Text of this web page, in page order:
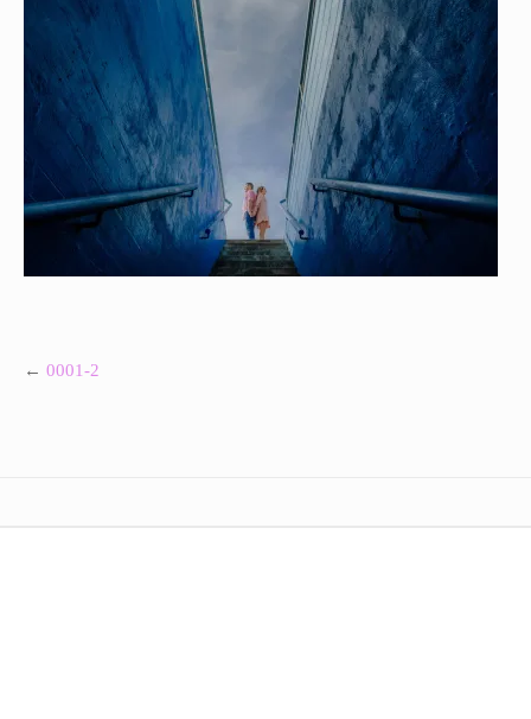
PORTFÓLIO
QUEM SOMOS
TESTEMUNHOS
CONTACTOS
GALERIAS PRIVADAS
← 0001-2